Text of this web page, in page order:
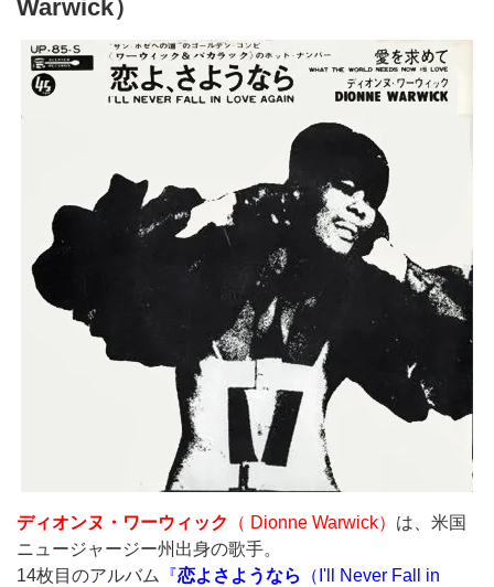
Warwick）
ディオンヌ・ワーウィック （ Dionne Warwick） は、米国
ニュージャージー州出身の歌手。
14枚目のアルバム
『恋よさようなら
（I'll Never Fall in